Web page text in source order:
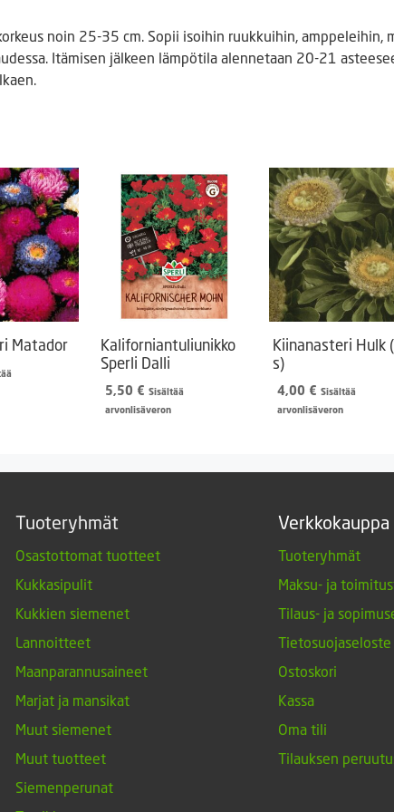
noin 25-35 cm. Sopii isoihin ruukkuihin,
Itämisen jälkeen lämpötila alennetaan 20-21
Matador
Kaliforniantuliunikko
Sperli Dalli
5,50 € Sisältää
arvonlisäveron
Kiinanasteri Hulk
s)
4,00 € Sisältää
arvonlisäveron
Tuoteryhmät
Osastottomat tuotteet
Kukkasipulit
Kukkien siemenet
Lannoitteet
Maanparannusaineet
Marjat ja mansikat
Muut siemenet
Muut tuotteet
Siemenperunat
Verkkokauppa
Tuoteryhmät
Maksu- ja
Tilaus- ja
Tietosuojaseloste
Ostoskori
Kassa
Oma tili
Tilauksen